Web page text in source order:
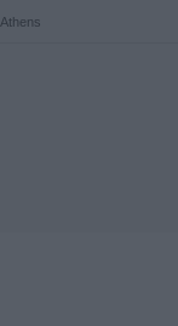
Athens